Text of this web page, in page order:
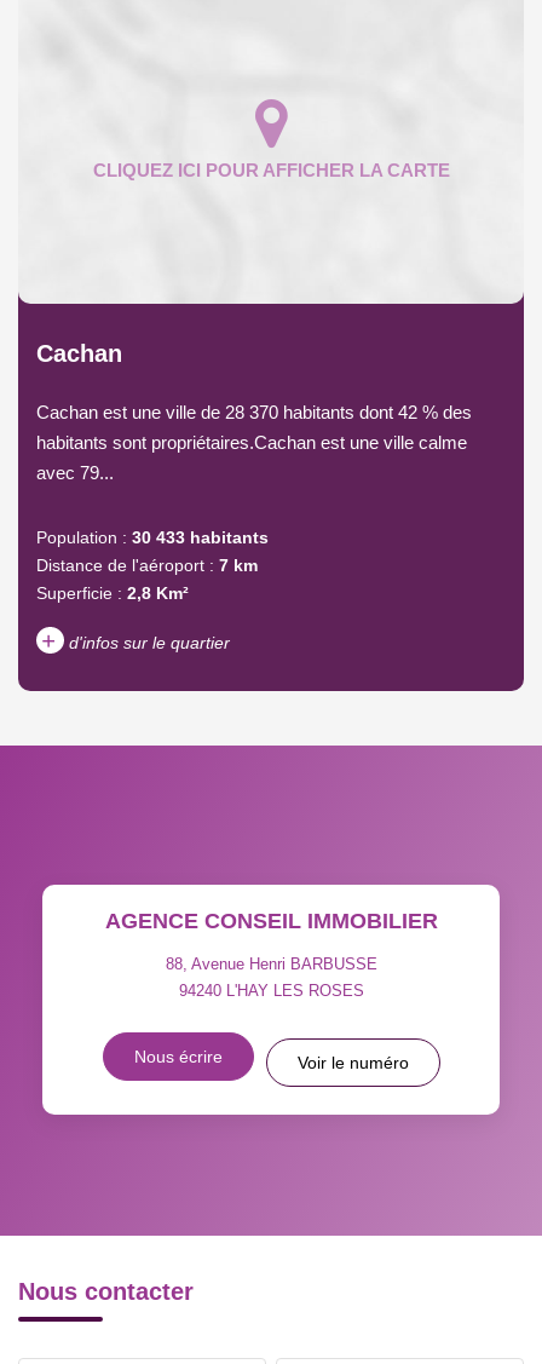
Cachan
Cachan est une ville de 28 370 habitants dont 42 % des
habitants sont propriétaires.Cachan est une ville calme
avec 79...
Population : 30 433 habitants
Distance de l'aéroport : 7 km
Superficie : 2,8 Km²
+ d'infos sur le quartier
TAXE FONCIÈRE
PART DES MÉNAGES SANS
VOITURE
RÉSULTATS DES LYCÉES ECOLES ET CRÈCHES
AGENCE CONSEIL IMMOBILIER
88, Avenue Henri BARBUSSE
94240 L'HAY LES ROSES
Nous écrire Voir le numéro
Nous contacter